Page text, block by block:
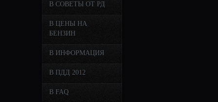
В СОВЕТЫ ОТ РД
В ЦЕНЫ НА
БЕНЗИН
В ИНФОРМАЦИЯ
В ПДД 2012
В FAQ